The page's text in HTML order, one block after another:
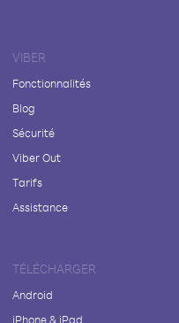
VIBER
Fonctionnalités
Blog
Sécurité
Viber Out
Tarifs
Assistance
TÉLÉCHARGER
Android
iPhone & iPad